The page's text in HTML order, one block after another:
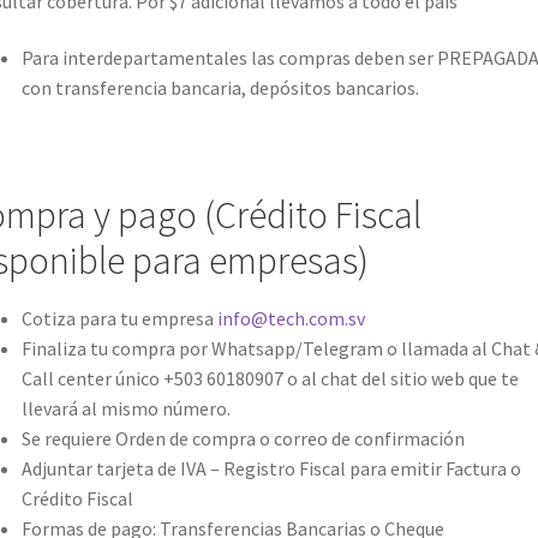
Para interdepartamentales las compras deben ser
con transferencia bancaria, depósitos bancarios.
y pago (Crédito Fiscal
para empresas)
Cotiza para tu empresa info@tech.com.sv
Finaliza tu compra por Whatsapp/Telegram o llamada al Chat
Call center único +503 60180907 o al chat del sitio web que te
llevará al mismo número.
Se requiere Orden de compra o correo de confirmación
Adjuntar tarjeta de IVA – Registro Fiscal para emitir Factura o
Crédito Fiscal
Formas de pago: Transferencias Bancarias o Cheque